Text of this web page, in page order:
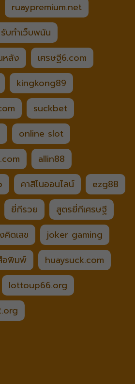
ruaypremium.net
รับทำเว็บพนัน
หลัง
เศรษฐี6.com
kingkong89
suckbet
online slot
allin88
คาสิโนออนไลน์
ezg88
ยี่กีรวย
สูตรยี่กีเศรษฐี
คิดเลข
joker gaming
อพิมพ์
huaysuck.com
lottoup66.org